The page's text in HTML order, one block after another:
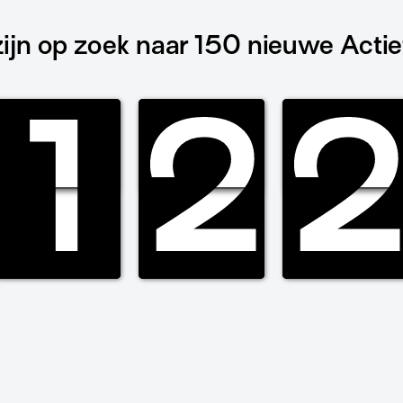
op zoek naar 150 nieuwe
4
3
3
4
2
2
2
2
1
1
1
1